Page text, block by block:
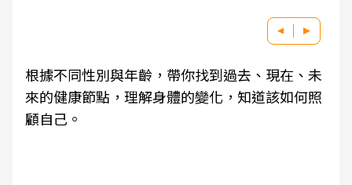
根據不同性別與年齡，帶你找到過去、現在、未
來的健康節點，理解身體的變化，知道該如何照
顧自己。